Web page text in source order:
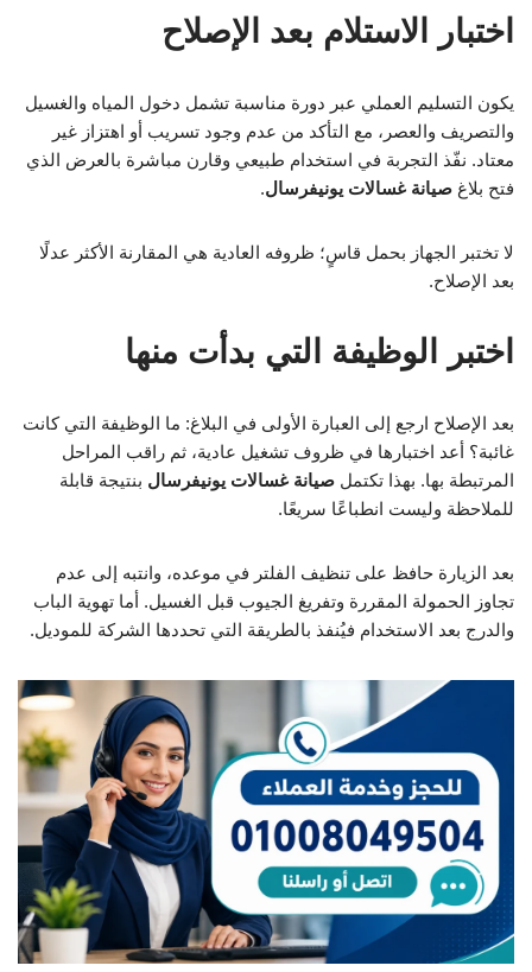
اختبار الاستلام بعد الإصلاح
يكون التسليم العملي عبر دورة مناسبة تشمل دخول المياه والغسيل
والتصريف والعصر، مع التأكد من عدم وجود تسريب أو اهتزاز غير
معتاد. نفّذ التجربة في استخدام طبيعي وقارن مباشرة بالعرض الذي
فتح بلاغ صيانة غسالات يونيفرسال.
لا تختبر الجهاز بحمل قاسٍ؛ ظروفه العادية هي المقارنة الأكثر عدلًا
بعد الإصلاح.
اختبر الوظيفة التي بدأت منها
بعد الإصلاح ارجع إلى العبارة الأولى في البلاغ: ما الوظيفة التي كانت
غائبة؟ أعد اختبارها في ظروف تشغيل عادية، ثم راقب المراحل
المرتبطة بها. بهذا تكتمل صيانة غسالات يونيفرسال بنتيجة قابلة
للملاحظة وليست انطباعًا سريعًا.
بعد الزيارة حافظ على تنظيف الفلتر في موعده، وانتبه إلى عدم
تجاوز الحمولة المقررة وتفريغ الجيوب قبل الغسيل. أما تهوية الباب
والدرج بعد الاستخدام فيُنفذ بالطريقة التي تحددها الشركة للموديل.